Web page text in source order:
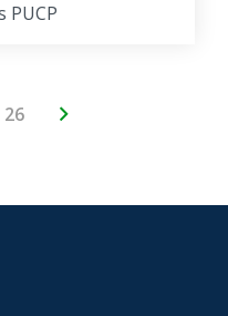
PUCP
26